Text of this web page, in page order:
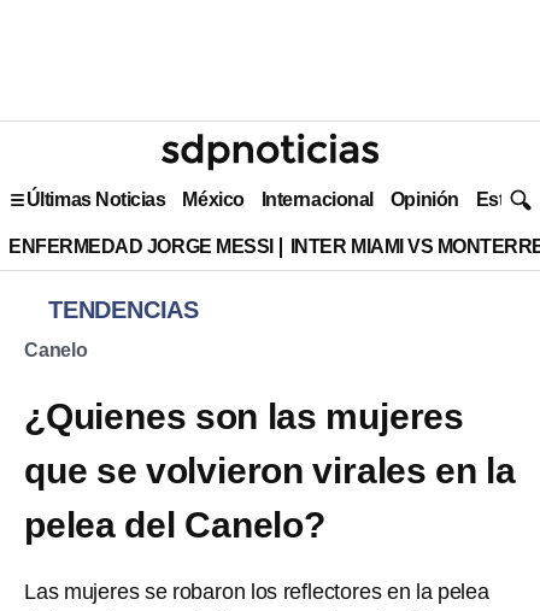
Últimas Noticias México Internacional Opinión Estilo
ENFERMEDAD JORGE MESSI INTER MIAMI VS
TENDENCIAS
Canelo
¿Quienes son las mujeres
que se volvieron virales en la
pelea del Canelo?
Las mujeres se robaron los reflectores en la pelea